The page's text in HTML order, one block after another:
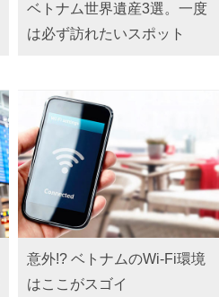
ベトナム世界遺産3選。一度
は必ず訪れたいスポット
意外!? ベトナムのWi-Fi環境
はここがスゴイ